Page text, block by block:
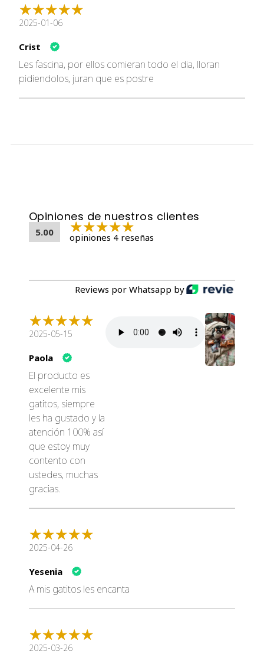
2025-01-06
Crist
Les fascina, por ellos comieran todo el dia, lloran
pidiendolos, juran que es postre
Opiniones de nuestros clientes
5.00 opiniones 4 reseñas
Reviews por Whatsapp by
2025-05-15
Paola
El producto es
excelente mis
gatitos, siempre
les ha gustado y la
atención 100% así
que estoy muy
contento con
ustedes, muchas
gracias.
2025-04-26
Yesenia
A mis gatitos les encanta
2025-03-26